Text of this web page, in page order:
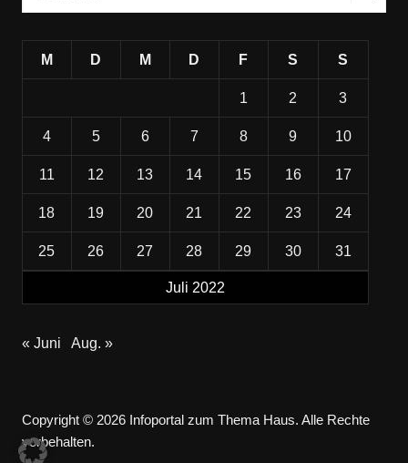
Juli 2022
M D M D F S S
1 2 3
4 5 6 7 8 9 10
11 12 13 14 15 16 17
18 19 20 21 22 23 24
25 26 27 28 29 30 31
« Juni Aug. »
Copyright © 2026 Infoportal zum Thema Haus. Alle Rechte
vorbehalten.